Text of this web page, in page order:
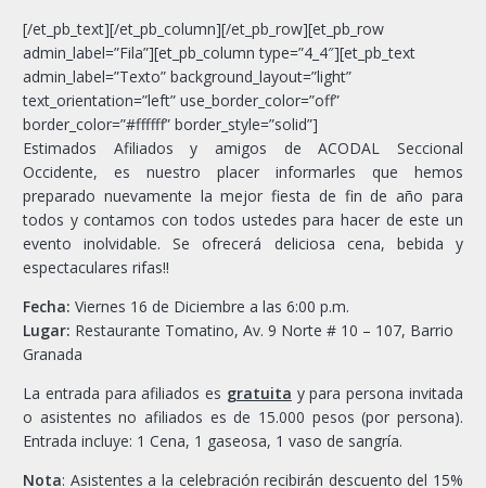
[/et_pb_text][/et_pb_column][/et_pb_row][et_pb_row
admin_label=”Fila”][et_pb_column type=”4_4″][et_pb_text
admin_label=”Texto” background_layout=”light”
text_orientation=”left” use_border_color=”off”
border_color=”#ffffff” border_style=”solid”]
Estimados Afiliados y amigos de ACODAL Seccional
Occidente, es nuestro placer informarles que hemos
preparado nuevamente la mejor fiesta de fin de año para
todos y contamos con todos ustedes para hacer de este un
evento inolvidable. Se ofrecerá deliciosa cena, bebida y
espectaculares rifas!!
Fecha: Viernes 16 de Diciembre a las 6:00 p.m.
Lugar: Restaurante Tomatino, Av. 9 Norte # 10 – 107, Barrio
Granada
La entrada para afiliados es gratuita y para persona invitada
o asistentes no afiliados es de 15.000 pesos (por persona).
Entrada incluye: 1 Cena, 1 gaseosa, 1 vaso de sangría.
Nota: Asistentes a la celebración recibirán descuento del 15%